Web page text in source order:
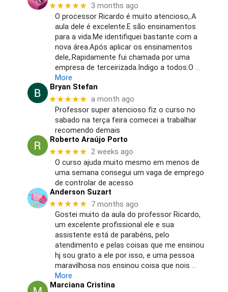
★★★★★ 3 months ago
O processor Ricardo é muito atencioso,.A
aula dele é excelente.E são ensinamentos
para a vida.Me identifiquei bastante com a
nova área.Após aplicar os ensinamentos
dele,.Rapidamente fui chamada por uma
empresa de terceirizada.Indigo a todos.O …
More
Bryan Stefan
★★★★★ a month ago
Professor super atencioso fiz o curso no
sabado na terça feira comecei a trabalhar
recomendo demais
Roberto Araújo Porto
★★★★★ 2 weeks ago
O curso ajuda muito mesmo em menos de
uma semana consegui um vaga de emprego
de controlar de acesso
Anderson Suzart
★★★★★ 7 months ago
Gostei muito da aula do professor Ricardo,
um excelente profissional ele e sua
assistente está de parabéns, pelo
atendimento e pelas coisas que me ensinou
hj sou grato a ele por isso, e uma pessoa
maravilhosa nos ensinou coisa que nois …
More
Marciana Cristina